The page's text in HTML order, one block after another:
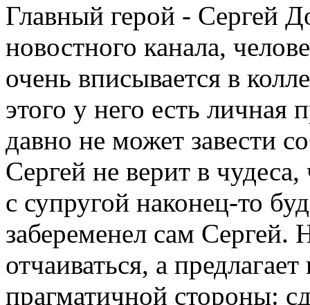
Главный герой - Сергей
новостного канала,
очень вписывается в
этого у него есть
давно не может завести
Сергей не верит в
с супругой наконец-то
забеременел сам Сергей.
отчаиваться, а
прагматичной стороны: